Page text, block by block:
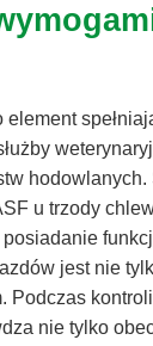
u trzody
jest nie
Podczas
nie tylko